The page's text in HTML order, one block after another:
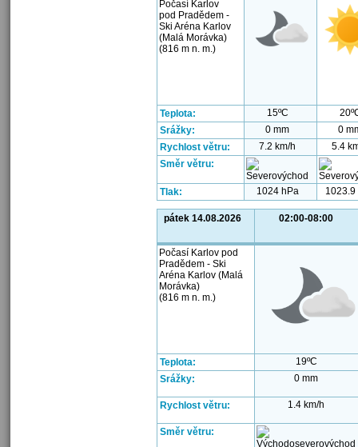
Počasí Karlov
pod Pradědem -
Ski Aréna Karlov
(Malá Morávka)
(816 m n. m.)
Teplota: 15ºC
Srážky:
0 mm
0
Rychlost větru:
7.2 km/h
5.4
Směr větru:
Tlak: 1024 hPa 1023.9
pátek 14.08.2026 02:00-08:00
Počasí Karlov pod
Pradědem - Ski
Aréna Karlov (Malá
Morávka)
(816 m n. m.)
Teplota:
19ºC
Srážky:
0 mm
Rychlost větru: 1.4 km/h
Směr větru: